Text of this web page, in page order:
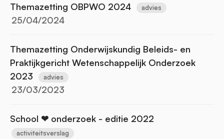
Themazetting OBPWO 2024 advies
25/04/2024
Themazetting Onderwijskundig Beleids- en
Praktijkgericht Wetenschappelijk Onderzoek
2023
advies
23/03/2023
School ❤ onderzoek - editie 2022
activiteitsverslag